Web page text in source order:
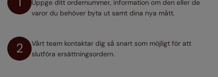
Uppge ditt ordernummer, information om den eller de
varor du behöver byta ut samt dina nya mått.
2
Vårt team kontaktar dig så snart som möjligt för att
slutföra ersättningsordern.